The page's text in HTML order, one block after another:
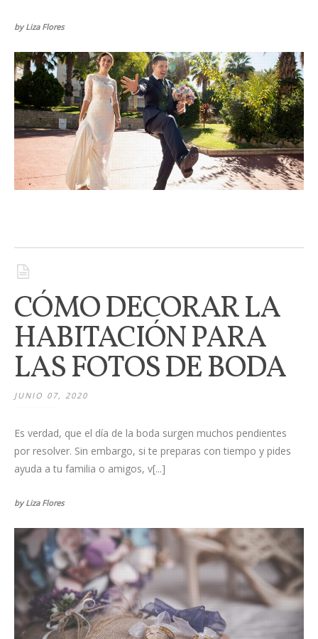
by Liza Flores
CÓMO DECORAR LA
HABITACIÓN PARA
LAS FOTOS DE BODA
JUNIO 07, 2020
Es verdad, que el día de la boda surgen muchos pendientes
por resolver. Sin embargo, si te preparas con tiempo y pides
ayuda a tu familia o amigos, v[...]
by Liza Flores